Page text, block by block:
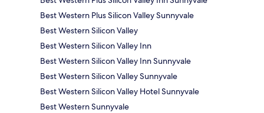
Best Western Plus Silicon Valley Sunnyvale
Best Western Silicon Valley
Best Western Silicon Valley Inn
Best Western Silicon Valley Inn Sunnyvale
Best Western Silicon Valley Sunnyvale
Best Western Silicon Valley Hotel Sunnyvale
Best Western Sunnyvale